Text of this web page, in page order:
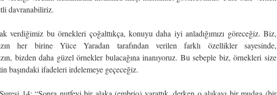
davranabiliriz.
verdiğimiz bu örnekleri çoğalttıkça, konuyu daha iyi anladığımızı göreceğiz. Biz,
her birine Yüce Yaradan tarafından verilen farklı özellikler sayesinde,
bizden daha güzel örnekler bulacağına inanıyoruz. Bu sebeple biz, örnekleri size
başındaki ifadeleri irdelemeye geçeceğiz.